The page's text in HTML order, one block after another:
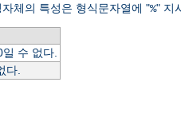
체의 특성은 형식문자열에 "%" 지
수 없다.
다.